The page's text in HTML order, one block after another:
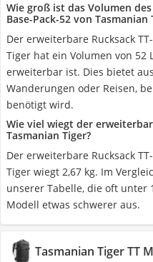
Wie groß ist das Volumen
Base-Pack-52 von Tasmanian
Der erweiterbare Rucksack
Tiger hat ein Volumen von 52
erweiterbar ist. Dies bietet
Wanderungen oder Reisen,
benötigt wird.
Wie viel wiegt der
Tasmanian Tiger?
Der erweiterbare Rucksack
Tiger wiegt 2,67 kg. Im
unserer Tabelle, die oft unter
Modell etwas schwerer aus.
Tasmanian Tiger TT